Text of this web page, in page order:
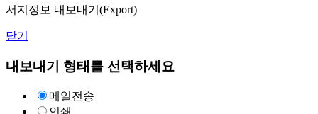
서지정보 내보내기(Export)
닫기
내보내기 형태를 선택하세요
메일전송